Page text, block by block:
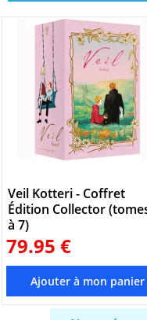
Veil Kotteri - Coffret
Édition Collector
à 7)
79.95 €